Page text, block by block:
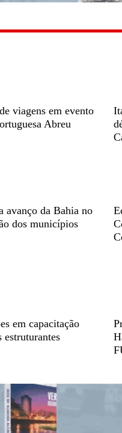
viagens em evento
Abreu
avanço da Bahia no
dos municípios
em capacitação
estruturantes